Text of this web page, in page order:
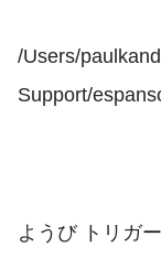
/Users/
Support/
ようびトリガ